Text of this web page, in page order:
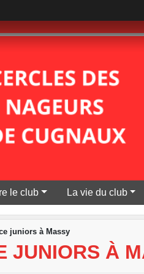
le club La vie du club
juniors à Massy
JUNIORS À